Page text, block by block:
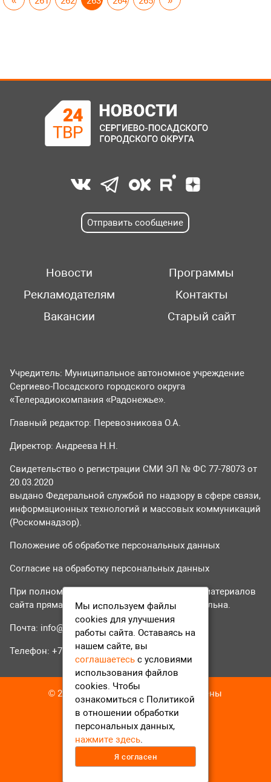
Отправить сообщение
Новости
Программы
Рекламодателям
Контакты
Вакансии
Старый сайт
Учредитель: Муниципальное автономное учреждение
Сергиево-Посадского городского округа
«Телерадиокомпания «Радонежье».
Главный редактор: Перевозникова О.А.
Директор: Андреева Н.Н.
Свидетельство о регистрации СМИ ЭЛ № ФС 77-78073 от
20.03.2020
выдано Федеральной службой по надзору в сфере связи,
информационных технологий и массовых коммуникаций
(Роскомнадзор).
Положение об обработке персональных данных
Согласие на обработку персональных данных
При полном или частичном использовании материалов
сайта прямая гиперссылка на tvr24.tv обязательна.
Почта: info@tvr24.tv
Телефон: +7 (496) 551-04-95
© 2016-2023 ТВР24 Все права защищены
Мы используем файлы
cookies для улучшения
работы сайта. Оставаясь на
нашем сайте, вы
соглашаетесь с условиями
использования файлов
cookies. Чтобы
ознакомиться с Политикой
в отношении обработки
персональных данных,
нажмите здесь.
Я согласен